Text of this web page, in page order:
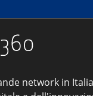
network in